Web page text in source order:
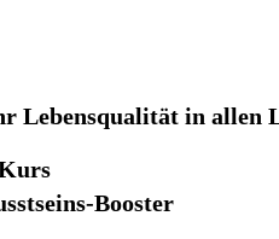
Lebensqualität in allen
Booster